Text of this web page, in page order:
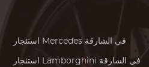
Mercedes في الشارقة
Lamborghini في الشارقة